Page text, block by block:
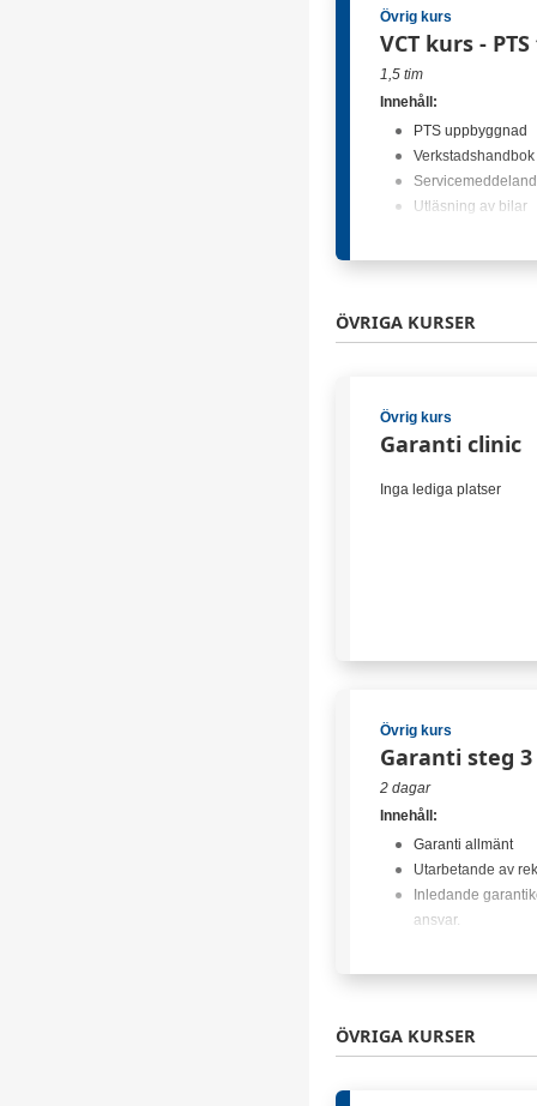
Skadestånd
Inga lediga platser
Övrig kurs
VCT kurs -
1,5 tim
Innehåll:
PTS uppbyggnad
Verkstadshandbok
Utläsning av bilar
Övningsuppgifter
(10 lediga platser)
ÖVRIGA KURSER
Övrig kurs
Garanti clinic
Inga lediga platser
Övrig kurs
Garanti steg 3
2 dagar
Innehåll:
Garanti allmänt
Utarbetande av
Inledande
ansvar.
regler runt detta.
GWMS
ÖVRIGA KURSER